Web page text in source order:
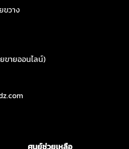
ขวาง
ขายออนไลน์)
ศูนย์ช่วยเหลือ